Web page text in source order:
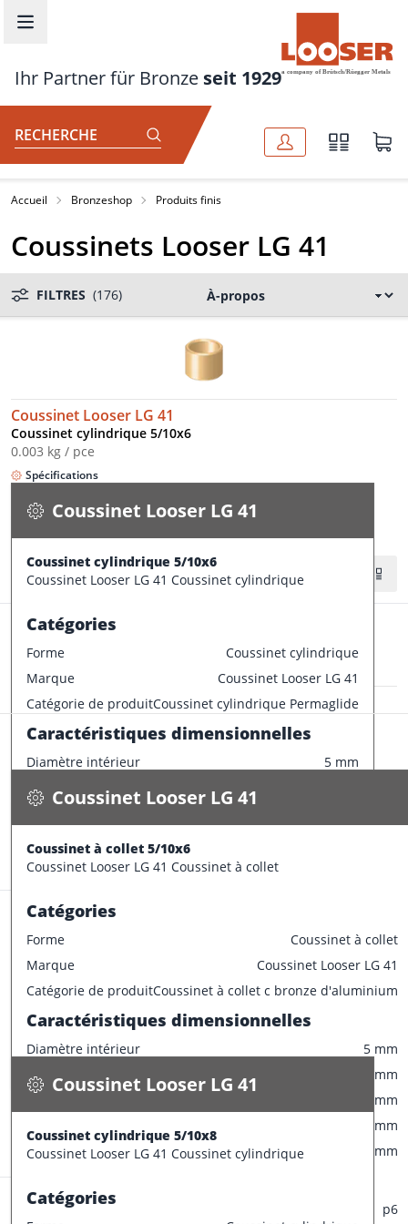
Ihr Partner für Bronze seit 1929
RECHERCHE
Accueil Bronzeshop Produits finis
Coussinets Looser LG 41
FILTRES (176)
Coussinet Looser LG 41
Coussinet cylindrique 5/10x6
0.003 kg / pce
Spécifications
Coussinet Looser LG 41
Coussinet cylindrique 5/10x6
Coussinet Looser LG 41 Coussinet cylindrique
Catégories
Forme
Coussinet cylindrique
Marque
Coussinet Looser LG 41
Catégorie de produitCoussinet cylindrique Permaglide
Caractéristiques dimensionnelles
Diamètre intérieur
5 mm
Diamètre extérieur
Tolérances de production
Champ de tolérance diamètre interieur
Champ de tolérance longueur
h13
Champ de tolérance largeur de la bride
0/-0.2
Tolérances de montage préconisées
Tolérance de l'arbre
Tolérance du logement
H7
CONFECTIONNER
Stock:38 pce
Coussinet Looser LG 41
Coussinet à collet 5/10x6
0.004 kg / pce
Spécifications
Coussinet Looser LG 41
Coussinet à collet 5/10x6
Coussinet Looser LG 41 Coussinet à collet
Catégories
Forme
Coussinet à collet
Marque
Coussinet Looser LG 41
Catégorie de produitCoussinet à collet c bronze d'aluminium
Caractéristiques dimensionnelles
Diamètre intérieur
5 mm
Diamètre extérieur
10 mm
6 mm
12 mm
Epaisseur
2.5 mm
Champ de tolérance diamètre extérieur
p6
CONFECTIONNER
Stock:24 pce
Coussinet Looser LG 41
0.004 kg / pce
Spécifications
Coussinet Looser LG 41
Coussinet cylindrique 5/10x8
Coussinet Looser LG 41 Coussinet cylindrique
Catégories
CONFECTIONNER
Stock:15 pce